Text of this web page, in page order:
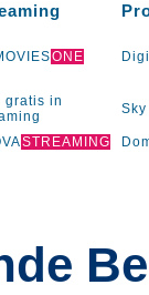
ONE
gratis in
Sky
STREAMING